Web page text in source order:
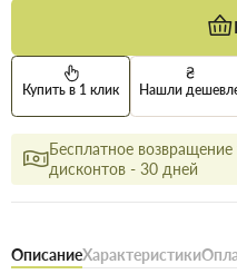
Купить в 1 клик Нашли
Бесплатное
дисконтов - 30 дней
ОписаниеХарактеристики